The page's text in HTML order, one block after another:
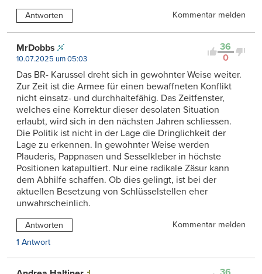
Antworten Kommentar melden
36
0
MrDobbs
10.07.2025 um 05:03
Das BR- Karussel dreht sich in gewohnter Weise weiter.
Zur Zeit ist die Armee für einen bewaffneten Konflikt
nicht einsatz- und durchhaltefähig. Das Zeitfenster,
welches eine Korrektur dieser desolaten Situation
erlaubt, wird sich in den nächsten Jahren schliessen.
Die Politik ist nicht in der Lage die Dringlichkeit der
Lage zu erkennen. In gewohnter Weise werden
Plauderis, Pappnasen und Sesselkleber in höchste
Positionen katapultiert. Nur eine radikale Zäsur kann
dem Abhilfe schaffen. Ob dies gelingt, ist bei der
aktuellen Besetzung von Schlüsselstellen eher
unwahrscheinlich.
Antworten
Kommentar melden
1 Antwort